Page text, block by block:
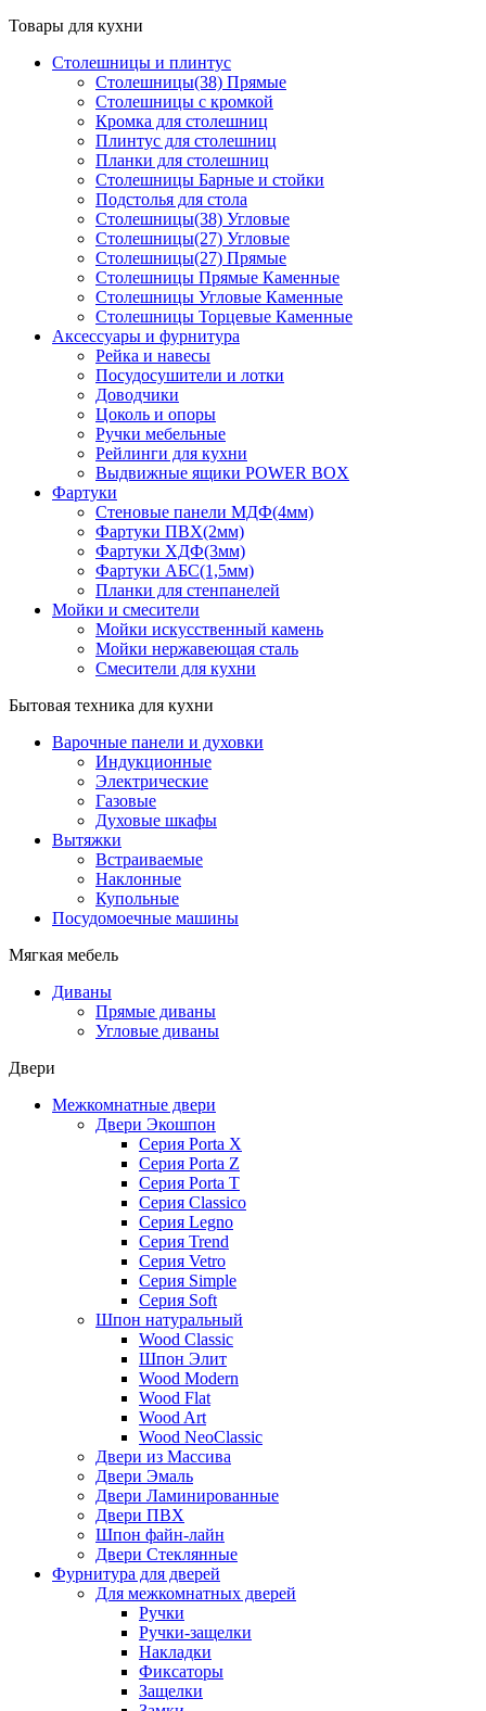
Товары для кухни
Столешницы и плинтус
Столешницы(38) Прямые
Столешницы с кромкой
Кромка для столешниц
Плинтус для столешниц
Планки для столешниц
Столешницы Барные и стойки
Подстолья для стола
Столешницы(38) Угловые
Столешницы(27) Угловые
Столешницы(27) Прямые
Столешницы Прямые Каменные
Столешницы Угловые Каменные
Столешницы Торцевые Каменные
Аксессуары и фурнитура
Рейка и навесы
Посудосушители и лотки
Доводчики
Цоколь и опоры
Ручки мебельные
Рейлинги для кухни
Выдвижные ящики POWER BOX
Фартуки
Стеновые панели МДФ(4мм)
Фартуки ПВХ(2мм)
Фартуки ХДФ(3мм)
Фартуки АБС(1,5мм)
Планки для стенпанелей
Мойки и смесители
Мойки искусственный камень
Мойки нержавеющая сталь
Смесители для кухни
Бытовая техника для кухни
Варочные панели и духовки
Индукционные
Электрические
Газовые
Духовые шкафы
Вытяжки
Встраиваемые
Наклонные
Купольные
Посудомоечные машины
Мягкая мебель
Диваны
Прямые диваны
Угловые диваны
Двери
Межкомнатные двери
Двери Экошпон
Серия Porta X
Серия Porta Z
Серия Porta T
Серия Classico
Серия Legno
Серия Trend
Серия Vetro
Серия Simple
Серия Soft
Шпон натуральный
Wood Classic
Шпон Элит
Wood Modern
Wood Flat
Wood Art
Wood NeoClassic
Двери из Массива
Двери Эмаль
Двери Ламинированные
Двери ПВХ
Шпон файн-лайн
Двери Стеклянные
Фурнитура для дверей
Для межкомнатных дверей
Ручки
Ручки-защелки
Накладки
Фиксаторы
Защелки